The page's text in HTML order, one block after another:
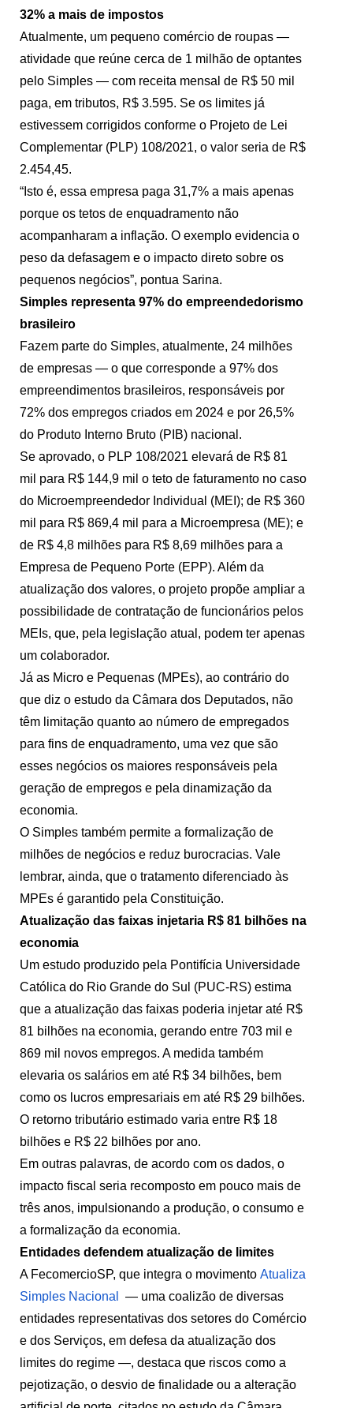
32% a mais de impostos
Atualmente, um pequeno comércio de roupas —
atividade que reúne cerca de 1 milhão de optantes
pelo Simples — com receita mensal de R$ 50 mil
paga, em tributos, R$ 3.595. Se os limites já
estivessem corrigidos conforme o Projeto de Lei
Complementar (PLP) 108/2021, o valor seria de R$
2.454,45.
“Isto é, essa empresa paga 31,7% a mais apenas
porque os tetos de enquadramento não
acompanharam a inflação. O exemplo evidencia o
peso da defasagem e o impacto direto sobre os
pequenos negócios”, pontua Sarina.
Simples representa 97% do empreendedorismo
brasileiro
Fazem parte do Simples, atualmente, 24 milhões
de empresas — o que corresponde a 97% dos
empreendimentos brasileiros, responsáveis por
72% dos empregos criados em 2024 e por 26,5%
do Produto Interno Bruto (PIB) nacional.
Se aprovado, o PLP 108/2021 elevará de R$ 81
mil para R$ 144,9 mil o teto de faturamento no caso
do Microempreendedor Individual (MEI); de R$ 360
mil para R$ 869,4 mil para a Microempresa (ME); e
de R$ 4,8 milhões para R$ 8,69 milhões para a
Empresa de Pequeno Porte (EPP). Além da
atualização dos valores, o projeto propõe ampliar a
possibilidade de contratação de funcionários pelos
MEIs, que, pela legislação atual, podem ter apenas
um colaborador.
Já as Micro e Pequenas (MPEs), ao contrário do
que diz o estudo da Câmara dos Deputados, não
têm limitação quanto ao número de empregados
para fins de enquadramento, uma vez que são
esses negócios os maiores responsáveis pela
geração de empregos e pela dinamização da
economia.
O Simples também permite a formalização de
milhões de negócios e reduz burocracias. Vale
lembrar, ainda, que o tratamento diferenciado às
MPEs é garantido pela Constituição.
Atualização das faixas injetaria R$ 81 bilhões na
economia
Um estudo produzido pela Pontifícia Universidade
Católica do Rio Grande do Sul (PUC-RS) estima
que a atualização das faixas poderia injetar até R$
81 bilhões na economia, gerando entre 703 mil e
869 mil novos empregos. A medida também
elevaria os salários em até R$ 34 bilhões, bem
como os lucros empresariais em até R$ 29 bilhões.
O retorno tributário estimado varia entre R$ 18
bilhões e R$ 22 bilhões por ano.
Em outras palavras, de acordo com os dados, o
impacto fiscal seria recomposto em pouco mais de
três anos, impulsionando a produção, o consumo e
a formalização da economia.
Entidades defendem atualização de limites
A FecomercioSP, que integra o movimentoAtualiza
Simples Nacional
— uma coalizão de diversas
entidades representativas dos setores do Comércio
e dos Serviços, em defesa da atualização dos
limites do regime —, destaca que riscos como a
pejotização, o desvio de finalidade ou a alteração